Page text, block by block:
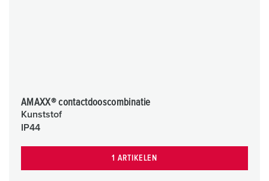
AMAXX® contactdooscombinatie
Kunststof
IP44
1 ARTIKELEN